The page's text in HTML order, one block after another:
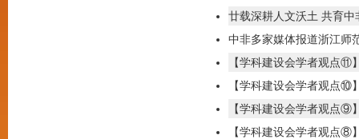
廿载深耕人文沃土 共育
中非多家媒体报道浙江师
【学科建设会学者观点⑪
【学科建设会学者观点⑩
【学科建设会学者观点⑨
【学科建设会学者观点⑧